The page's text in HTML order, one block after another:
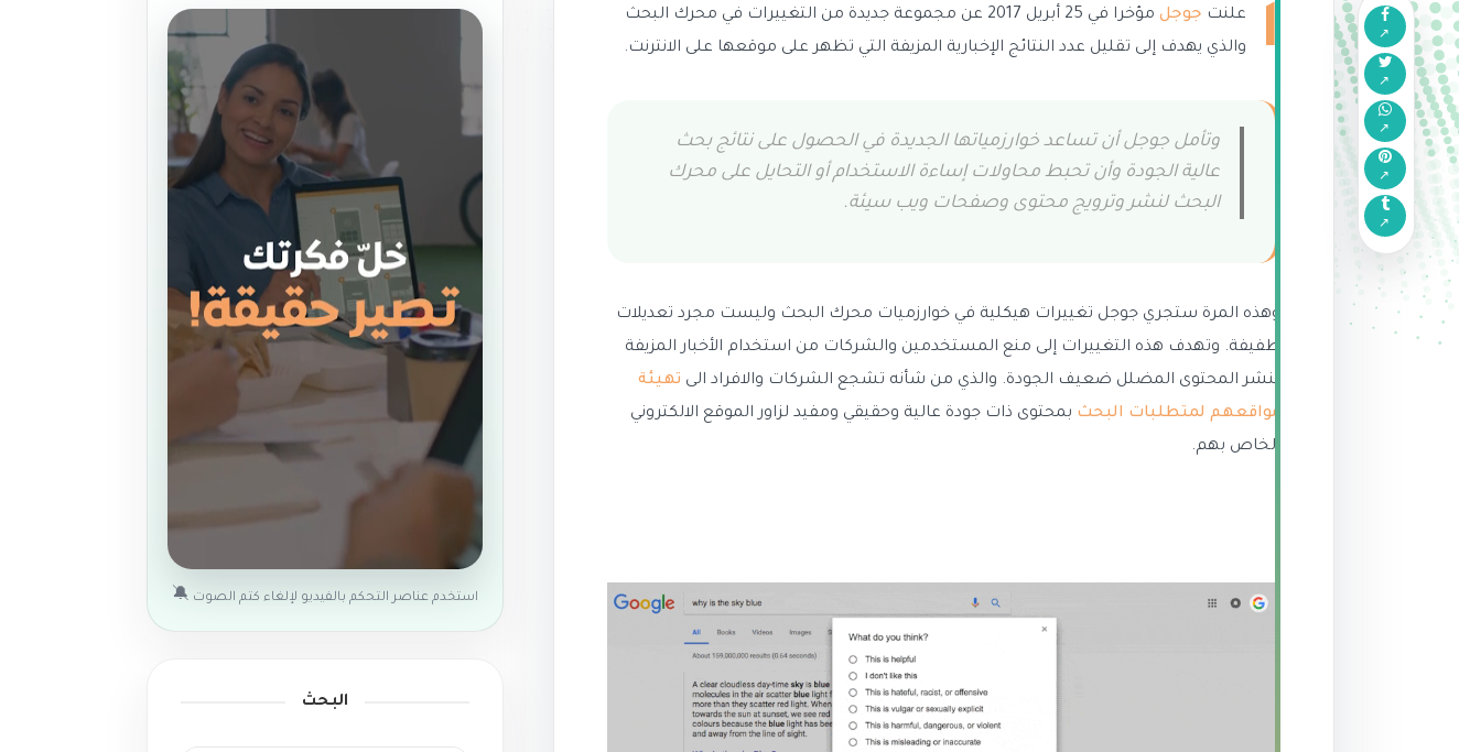
أ علنت جوجل
مؤخرا في 25 أبريل 2017 عن مجموعة جديدة من التغييرات في محرك البحث
والذي يهدف إلى تقليل عدد النتائج الإخبارية المزيفة التي تظهر على موقعها على الانترنت.
وتأمل جوجل أن تساعد خوارزمياتها الجديدة في الحصول على نتائج بحث
عالية الجودة وأن تحبط محاولات إساءة الاستخدام أو التحايل على محرك
البحث لنشر وترويج محتوى وصفحات ويب سيئة.
وهذه المرة ستجري جوجل تغييرات هيكلية في خوارزميات محرك البحث وليست مجرد تعديلات
طفيفة. وتهدف هذه التغييرات إلى منع المستخدمين والشركات من استخدام الأخبار المزيفة
لنشر المحتوى المضلل ضعيف الجودة. والذي من شأنه تشجع الشركات والافراد الى تهيئة
مواقعهم لمتطلبات البحث بمحتوى ذات جودة عالية وحقيقي ومفيد لزاور الموقع الالكتروني
الخاص بهم.
استخدم عناصر التحكم بالفيديو لإلغاء كتم الصوت 🔕
البحث